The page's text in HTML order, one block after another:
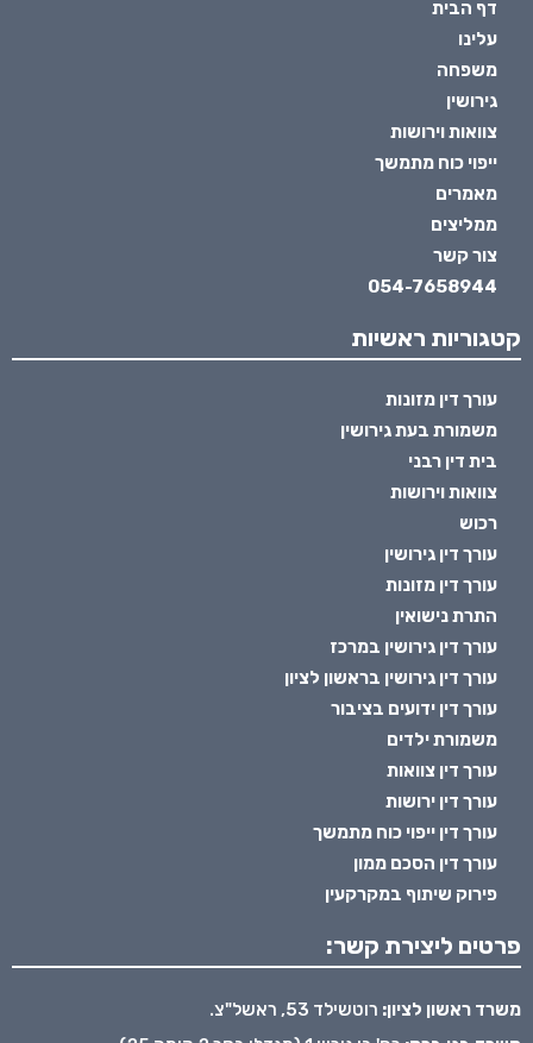
דף הבית
עלינו
משפחה
גירושין
צוואות וירושות
ייפוי כוח מתמשך
מאמרים
ממליצים
צור קשר
054-7658944
קטגוריות ראשיות
עורך דין מזונות
משמורת בעת גירושין
בית דין רבני
צוואות וירושות
רכוש
עורך דין גירושין
עורך דין מזונות
התרת נישואין
עורך דין גירושין במרכז
עורך דין גירושין בראשון לציון
עורך דין ידועים בציבור
משמורת ילדים
עורך דין צוואות
עורך דין ירושות
עורך דין ייפוי כוח מתמשך
עורך דין הסכם ממון
פירוק שיתוף במקרקעין
פרטים ליצירת קשר:
משרד ראשון לציון: רוטשילד 53, ראשל"צ.